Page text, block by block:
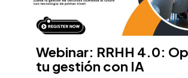
Webinar: RRHH 4.0:
tu gestión con IA